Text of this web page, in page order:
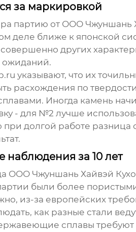
за маркировкой
партию от ООО Чжуншань
деле ближе к японской
других
ожиданий.
указывают, что их
расхождения по
Иногда камень
- для №2 лучше
при долгой работе
наблюдения за 10 лет
ООО Чжуншань Хайвэй
были более
из-за европейских
как разные стали
сплавы требуют